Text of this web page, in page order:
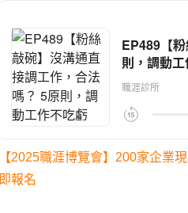
【2025職涯博覽會】200家企業
即報名